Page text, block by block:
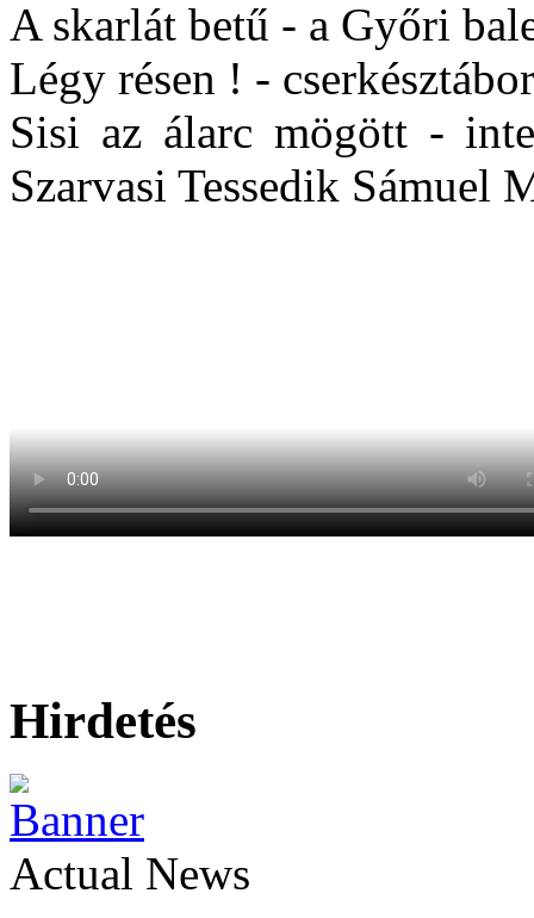
A skarlát betű - a Győri
Légy résen ! -
Sisi az álarc mögött -
Szarvasi Tessedik Sámuel
Hirdetés
Actual News